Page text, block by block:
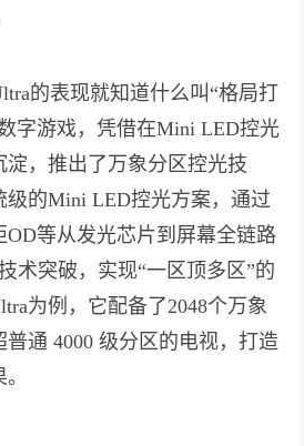
的表现就知道什么叫“格局打
字游戏，凭借在Mini LED控光
淀，推出了万象分区控光技
级的Mini LED控光方案，通过
OD等从发光芯片到屏幕全链路
术突破，实现“一区顶多区”的
为例，它配备了2048个万象
通 4000 级分区的电视，打造